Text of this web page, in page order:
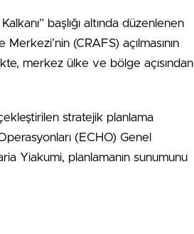
başlığı altında düzenlenen
(CRAFS) açılmasının
merkez ülke ve bölge açısından
stratejik planlama
(ECHO) Genel
Yiakumi, planlamanın sunumunu